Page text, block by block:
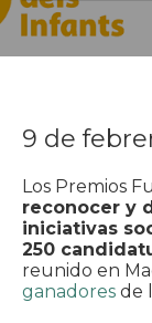
9 de
Los Premios
reconocer y
iniciativas
250
reunido en
ganadores de